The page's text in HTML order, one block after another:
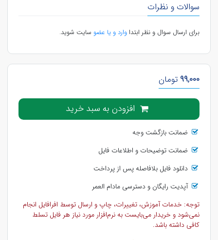
سوالات و نظرات
برای ارسال سوال و نظر ابتداوارد و یا عضو سایت شوید.
99,000 تومان
افزودن به سبد خرید
ضمانت بازگشت وجه
ضمانت توضیحات و اطلاعات فایل
دانلود فایل بلافاصله پس از پرداخت
آپدیت رایگان و دسترسی مادام العمر
توجه: خدمات آموزش، تغییرات، چاپ و ارسال توسط افرافایل انجام
نمی‌شود و خریدار می‌بایست به نرم‌افزار مورد نیاز هر فایل تسلط
کافی داشته باشد.